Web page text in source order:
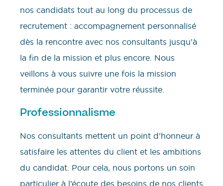
nos candidats tout au long du processus de
recrutement : accompagnement personnalisé
dès la rencontre avec nos consultants jusqu’à
la fin de la mission et plus encore. Nous
veillons à vous suivre une fois la mission
terminée pour garantir votre réussite.
Professionnalisme
Nos consultants mettent un point d’honneur à
satisfaire les attentes du client et les ambitions
du candidat. Pour cela, nous portons un soin
particulier à l’écoute des besoins de nos clients